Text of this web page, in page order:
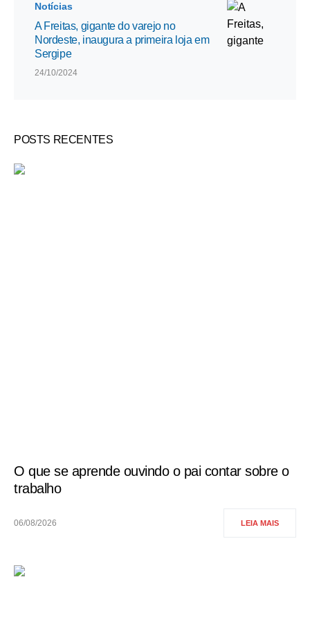
Notícias
A Freitas, gigante do varejo no
Nordeste, inaugura a primeira loja em
Sergipe
24/10/2024
POSTS RECENTES
O que se aprende ouvindo o pai contar sobre o
trabalho
06/08/2026 LEIA MAIS